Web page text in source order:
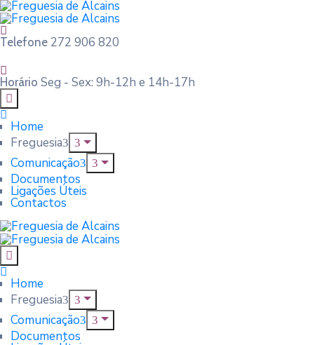
Telefone 272 906 820
Horário Seg - Sex: 9h-12h e 14h-17h
Home
Freguesia
Comunicação
Documentos
Ligações Úteis
Contactos
Home
Freguesia
Comunicação
Documentos